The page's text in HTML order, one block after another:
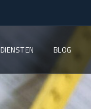
DIENSTEN BLOG